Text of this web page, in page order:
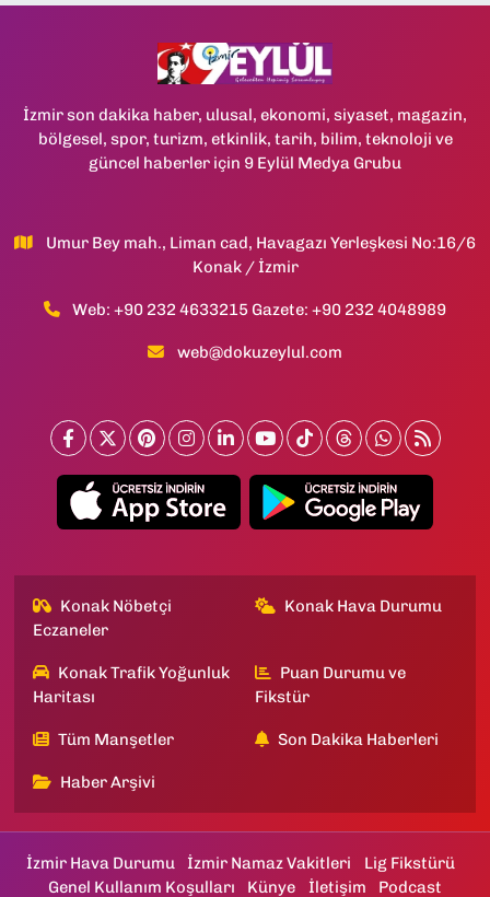
İzmir son dakika haber, ulusal, ekonomi, siyaset, magazin,
bölgesel, spor, turizm, etkinlik, tarih, bilim, teknoloji ve
güncel haberler için 9 Eylül Medya Grubu
Umur Bey mah., Liman cad, Havagazı Yerleşkesi No:16/6
Konak / İzmir
Web: +90 232 4633215 Gazete: +90 232 4048989
web@dokuzeylul.com
Konak Nöbetçi
Eczaneler
Konak Hava Durumu
Konak Trafik Yoğunluk
Haritası
Puan Durumu ve
Fikstür
Tüm Manşetler Son Dakika Haberleri
Haber Arşivi
İzmir Hava Durumu İzmir Namaz Vakitleri
Lig Fikstürü
Genel Kullanım Koşulları
Künye İletişim Podcast